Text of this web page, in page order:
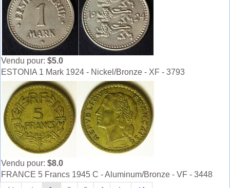
Vendu pour: $5.0
ESTONIA 1 Mark 1924 - Nickel/Bronze - XF - 3793
Vendu pour: $8.0
FRANCE 5 Francs 1945 C - Aluminum/Bronze - VF - 3448